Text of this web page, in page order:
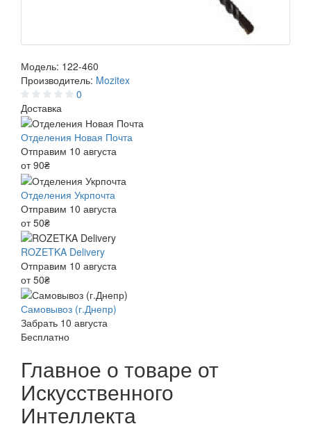
Модель: 122-460
Производитель: Mozitex
0
Доставка
Отделения Новая Почта
Отправим 10 августа
от 90₴
Отделения Укрпочта
Отправим 10 августа
от 50₴
ROZETKA Delivery
Отправим 10 августа
от 50₴
Самовывоз (г.Днепр)
Забрать 10 августа
Бесплатно
Главное о товаре от
Искусственного
Интеллекта